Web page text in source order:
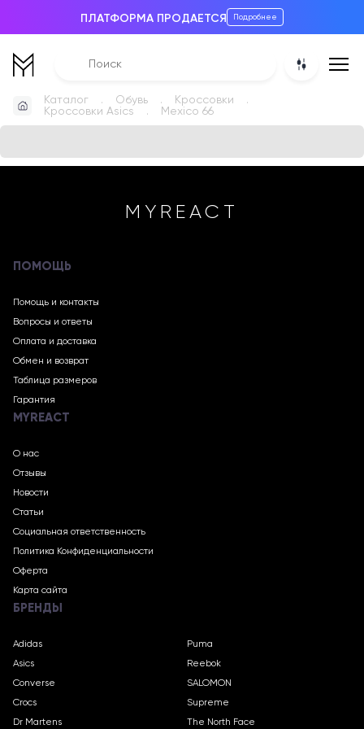
ПЛАТФОРМА ПРОДАЕТСЯ Подробнее
Каталог Обувь
Кроссовки
Кроссовки Asics
Mexico 66
MYREACT
ПОМОЩЬ
Помощь и контакты
Вопросы и ответы
Оплата и доставка
Обмен и возврат
Таблица размеров
Гарантия
MYREACT
О нас
Отзывы
Новости
Статьи
Социальная ответственность
Политика Конфиденциальности
Оферта
Карта сайта
БРЕНДЫ
Adidas
Asics
Converse
Crocs
Dr Martens
Puma
Reebok
SALOMON
Supreme
The North Face